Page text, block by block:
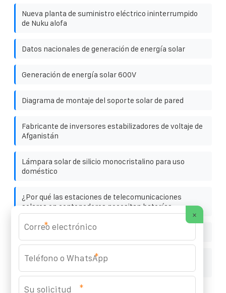
Nueva planta de suministro eléctrico ininterrumpido
de Nuku alofa
Datos nacionales de generación de energía solar
Generación de energía solar 600V
Diagrama de montaje del soporte solar de pared
Fabricante de inversores estabilizadores de voltaje de
Afganistán
Lámpara solar de silicio monocristalino para uso
doméstico
¿Por qué las estaciones de telecomunicaciones
solares en contenedores necesitan baterías
Uso de paneles solares caseros
Contenedor móvil de almacenamiento de energía
×
*
*
*